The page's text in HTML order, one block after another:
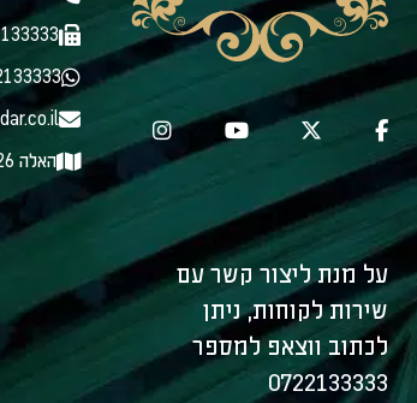
על מנת ליצור קשר עם
שירות לקוחות, ניתן
לכתוב ווצאפ למספר
0722133333
האלה 26, בית עזרא